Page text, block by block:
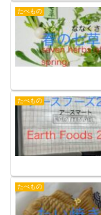
たべもの
たべもの
たべもの